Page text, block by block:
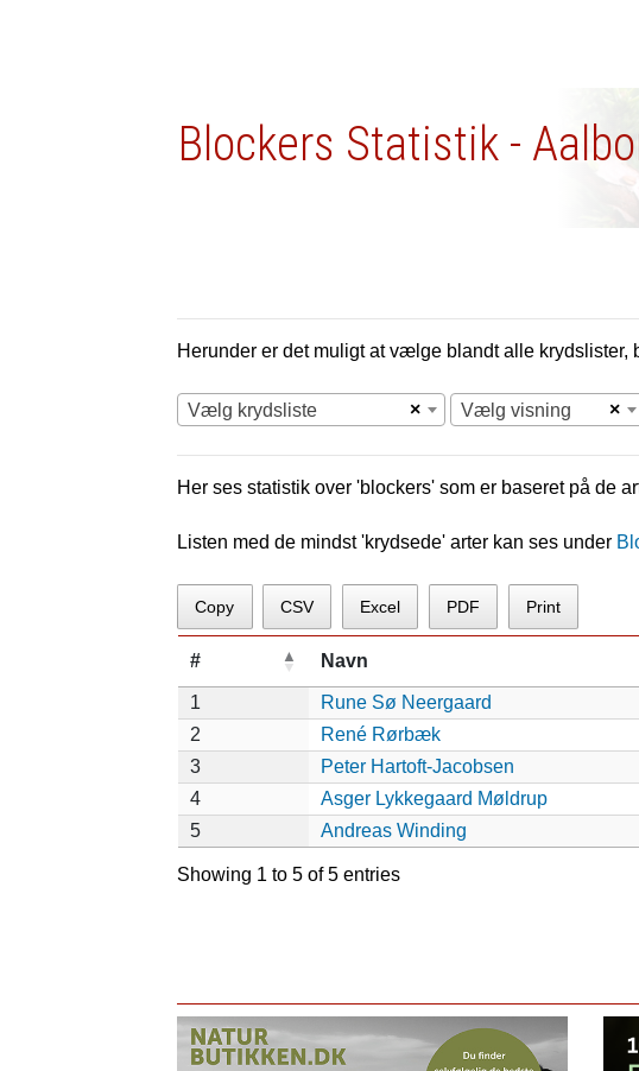
Blockers Statistik -
Herunder er det muligt at vælge blandt alle krydslister,
×
Vælg krydsliste ×
Vælg visning
Her ses statistik over 'blockers' som er baseret på de
Listen med de mindst 'krydsede' arter kan ses under
Copy CSV Excel PDF Print
# Navn
1 Rune Sø Neergaard
2
René Rørbæk
3
Peter Hartoft-Jacobsen
4
Asger Lykkegaard Møldrup
5
Andreas Winding
Showing 1 to 5 of 5 entries